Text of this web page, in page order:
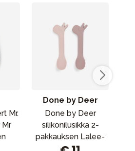
Mr.
Mr
Done by Deer
Done by Deer
silikonilusikka 2-
pakkauksen Lalee-
jauhetta